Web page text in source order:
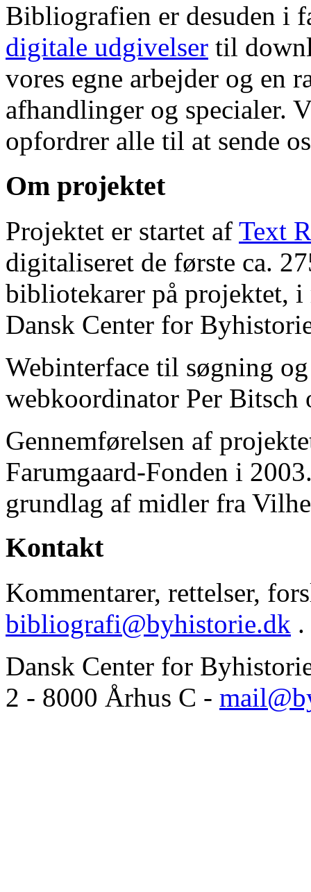
Bibliografien er desuden i
digitale udgivelser til
vores egne arbejder og en
afhandlinger og specialer.
opfordrer alle til at sende
Om projektet
Projektet er startet af Text
digitaliseret de første ca.
bibliotekarer på projektet, i
Dansk Center for
Webinterface til søgning
webkoordinator Per Bitsch
Gennemførelsen af
Farumgaard-Fonden i
grundlag af midler fra
Kontakt
Kommentarer, rettelser,
bibliografi@byhistorie.dk .
Dansk Center for
2 - 8000 Århus C -